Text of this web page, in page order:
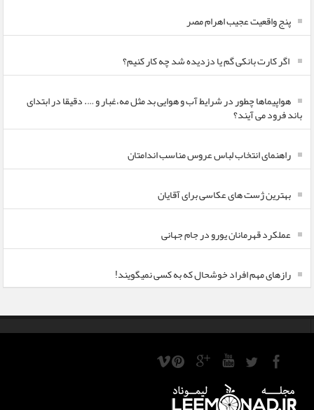
پنج واقعیت عجیب اهرام مصر
اگر کارت بانکی گم یا دزدیده شد چه کار کنیم؟
هواپیماها چطور در شرایط آب و هوایی بد مثل مه،غبار و …. دقیقا در ابتدای
باند فرود می آیند؟
راهنمای انتخاب لباس عروس مناسب اندامتان
بهترین ژست های عکاسی برای آقایان
عملکرد قهرمانان یورو در جام جهانی
رازهای مهم افراد خوشحال که به کسی نمیگویند!